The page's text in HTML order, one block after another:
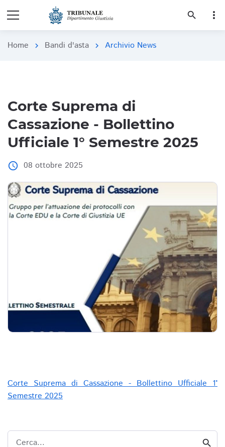
search more_vert
Home chevron_right Bandi d'asta chevron_right Archivio News
Corte Suprema di
Cassazione - Bollettino
Ufficiale 1° Semestre 2025
access_time 08 ottobre 2025
Corte Suprema di Cassazione - Bollettino Ufficiale 1°
Semestre 2025
Cerca... search